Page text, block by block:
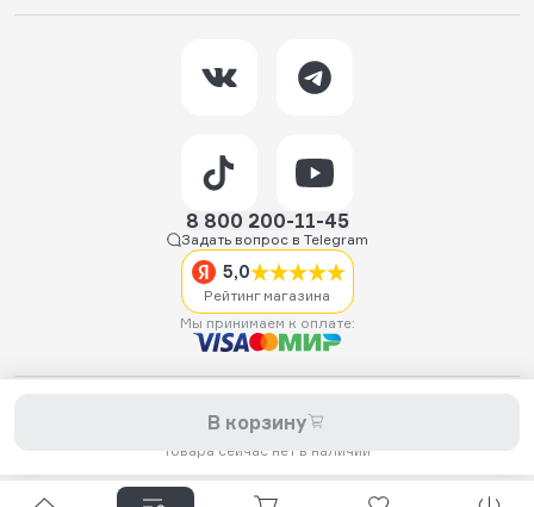
В корзину
Товара сейчас нет в наличии
8 800 200-11-45
Задать вопрос в Telegram
5,0
Рейтинг магазина
Мы принимаем к оплате:
самокатов, запчастей для самокатов, аксессуаров, экипировки,
одежды и обуви.